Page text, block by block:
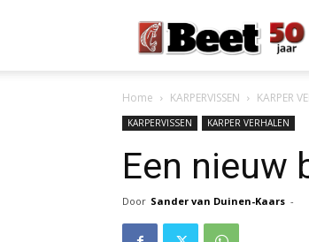
Home KARPERVISSEN KARPER
KARPERVISSEN KARPER VERHALEN
Een nieuw
Door Sander van Duinen-Kaars -